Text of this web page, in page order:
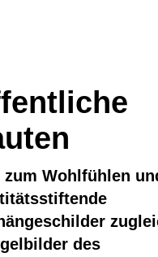
zum Wohlfühlen
des